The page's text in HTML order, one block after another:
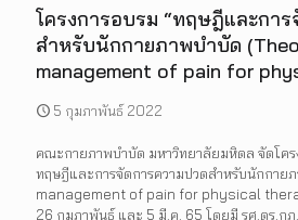
โครงการอบรม “ทฤษฎีและกา
สำหรับนักกายภาพบำบัด
management of pain for
5 กุมภาพันธ์ 2022
คณะกายภาพบำบัด มหาวิทยาลัยมหิดล จัดโคร
ทฤษฎีและการจัดการความปวดสำหรับนักกาย
management of pain for physical
26 กุมภาพันธ์ และ 5 มี.ค. 65 โดยมี รศ.ดร.ก